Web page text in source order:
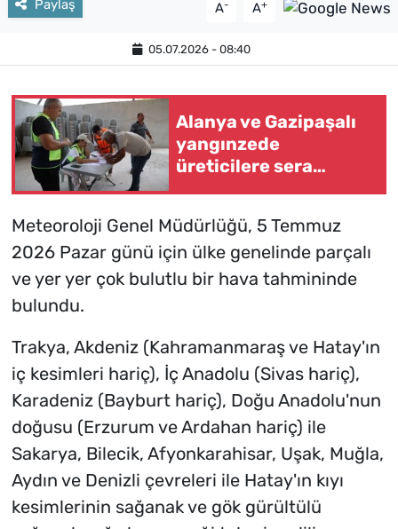
Paylaş A- A+
05.07.2026 - 08:40
Alanya ve Gazipaşalı
yangınzede
üreticilere sera
Meteoroloji Genel Müdürlüğü, 5 Temmuz
2026 Pazar günü için ülke genelinde parçalı
ve yer yer çok bulutlu bir hava tahmininde
bulundu.
Trakya, Akdeniz (Kahramanmaraş ve Hatay'ın
iç kesimleri hariç), İç Anadolu (Sivas hariç),
Karadeniz (Bayburt hariç), Doğu Anadolu'nun
doğusu (Erzurum ve Ardahan hariç) ile
Sakarya, Bilecik, Afyonkarahisar, Uşak, Muğla,
Aydın ve Denizli çevreleri ile Hatay'ın kıyı
kesimlerinin sağanak ve gök gürültülü